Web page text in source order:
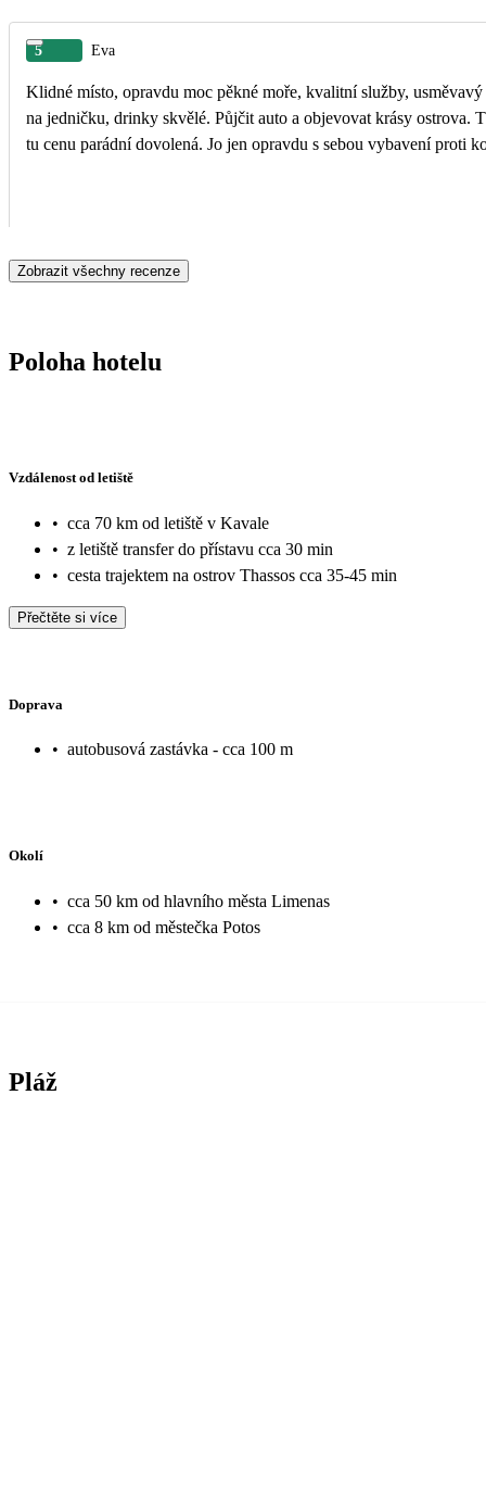
5 Eva
Klidné místo, opravdu moc pěkné moře, kvalitní služby,
na jedničku, drinky skvělé. Půjčit auto a objevovat krásy ostrova.
tu cenu parádní dovolená. Jo jen opravdu s sebou vybavení proti
Zobrazit všechny recenze
Poloha hotelu
Vzdálenost od letiště
• cca 70 km od letiště v Kavale
• z letiště transfer do přístavu cca 30 min
• cesta trajektem na ostrov Thassos cca 35-45 min
Přečtěte si více
Doprava
• autobusová zastávka - cca 100 m
Okolí
• cca 50 km od hlavního města Limenas
• cca 8 km od městečka Potos
Pláž